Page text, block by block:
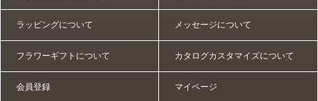
ラッピングについて メッセージについて
フラワーギフトについて カタログカスタマイズについて
会員登録 マイページ